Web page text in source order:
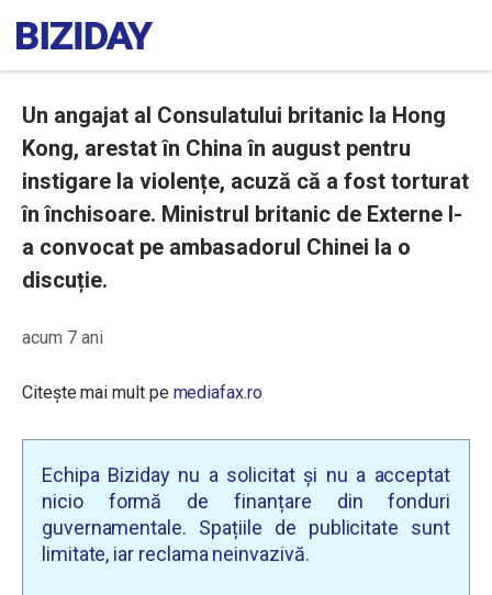
Un angajat al Consulatului britanic la Hong
Kong, arestat în China în august pentru
instigare la violențe, acuză că a fost torturat
în închisoare. Ministrul britanic de Externe l-
a convocat pe ambasadorul Chinei la o
discuție.
acum 7 ani
Citește mai mult pe mediafax.ro
Echipa Biziday nu a solicitat și nu a acceptat
nicio formă de finanțare din fonduri
guvernamentale. Spațiile de publicitate sunt
limitate, iar reclama neinvazivă.